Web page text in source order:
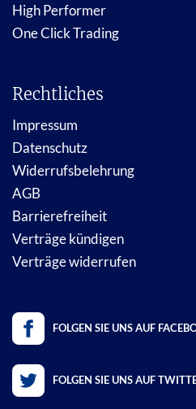
High Performer
One Click Trading
Rechtliches
Impressum
Datenschutz
Widerrufsbelehrung
AGB
Barrierefreiheit
Verträge kündigen
Verträge widerrufen
FOLGEN SIE UNS AUF
FOLGEN SIE UNS AUF